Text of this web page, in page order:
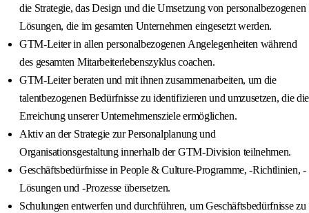
die Strategie, das Design und die Umsetzung von personalbezogenen
Lösungen, die im gesamten Unternehmen eingesetzt werden.
GTM-Leiter in allen personalbezogenen Angelegenheiten während
des gesamten Mitarbeiterlebenszyklus coachen.
GTM-Leiter beraten und mit ihnen zusammenarbeiten, um die
talentbezogenen Bedürfnisse zu identifizieren und umzusetzen, die die
Erreichung unserer Unternehmensziele ermöglichen.
Aktiv an der Strategie zur Personalplanung und
Organisationsgestaltung innerhalb der GTM-Division teilnehmen.
Geschäftsbedürfnisse in People & Culture-Programme, -Richtlinien, -
Lösungen und -Prozesse übersetzen.
Schulungen entwerfen und durchführen, um Geschäftsbedürfnisse zu